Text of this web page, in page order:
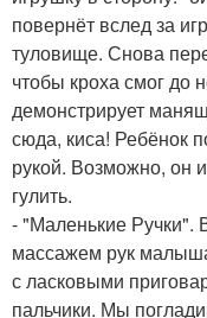
повернёт вслед за
туловище. Снова
чтобы кроха смог до
демонстрирует
сюда, киса! Ребёнок
рукой. Возможно, он
гулить.
- "Маленькие
массажем рук
с ласковыми
пальчики. Мы